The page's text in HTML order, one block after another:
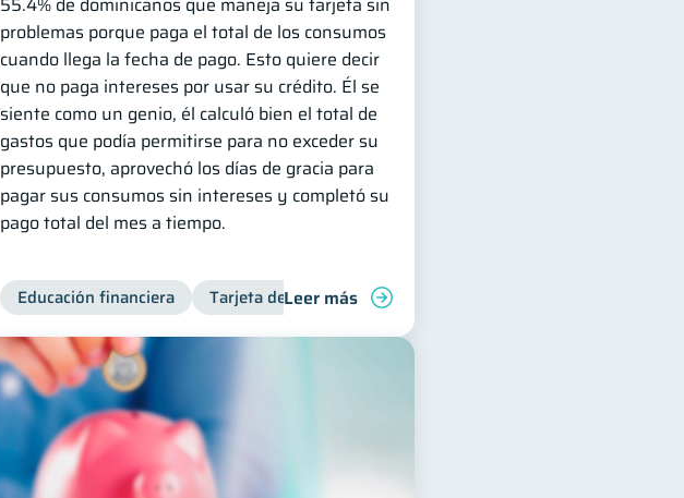
Finanzas para jóvenes Manejo de deudas Finanzas familiares
problemas porque paga el total de los consumos
cuando llega la fecha de pago. Esto quiere decir
que no paga intereses por usar su crédito. Él se
siente como un genio, él calculó bien el total de
gastos que podía permitirse para no exceder su
presupuesto, aprovechó los días de gracia para
pagar sus consumos sin intereses y completó su
pago total del mes a tiempo.
Educación financiera Tarjeta de crédito Deudas
Leer más